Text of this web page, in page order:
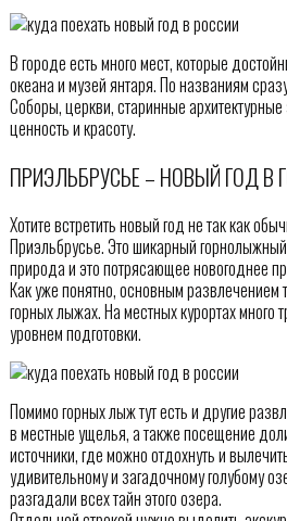
В городе есть много мест, которые
океана и музей янтаря. По названиям
Соборы, церкви, старинные
ценность и красоту.
ПРИЭЛЬБРУСЬЕ – НОВЫЙ ГОД В
Хотите встретить новый год не так как
Приэльбрусье. Это шикарный горнолыжный
природа и это потрясающее новогоднее
Как уже понятно, основным развлечением
горных лыжах. На местных курортах
уровнем подготовки.
Помимо горных лыж тут есть и другие
в местные ущелья, а также посещение
источники, где можно отдохнуть и
удивительному и загадочному голубому
разгадали всех тайн этого озера.